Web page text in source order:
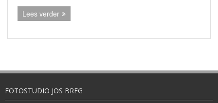
Lees verder
FOTOSTUDIO JOS BREG